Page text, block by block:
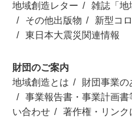
地域創造レター
雑誌「地
その他出版物
新型コ
東日本大震災関連情報
財団のご案内
地域創造とは
財団事業の
事業報告書・事業計画書
い合わせ
著作権・リンク